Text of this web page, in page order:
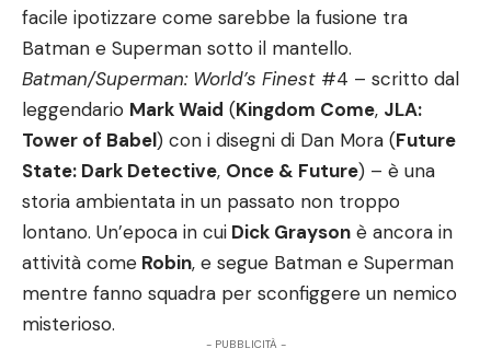
facile ipotizzare come sarebbe la fusione tra
Batman e Superman sotto il mantello.
Batman/Superman: World’s Finest #4 – scritto dal
leggendario Mark Waid (Kingdom Come, JLA:
Tower of Babel) con i disegni di Dan Mora (Future
State: Dark Detective, Once & Future) – è una
storia ambientata in un passato non troppo
lontano. Un’epoca in cui Dick Grayson è ancora in
attività come Robin, e segue Batman e Superman
mentre fanno squadra per sconfiggere un nemico
misterioso.
- PUBBLICITÀ -